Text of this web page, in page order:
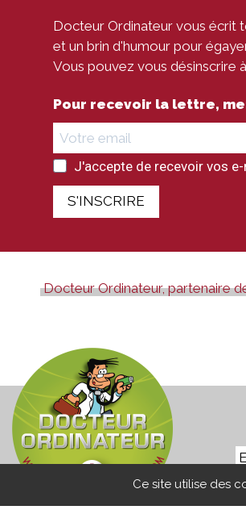
Docteur Ordinateur vous écrit
et un brin d'humour pour
Vous pouvez vous désinscrire
Pour recevoir la lettre,
J'accepte de recevoir vos
S'INSCRIRE
Docteur Ordinateur, partenaire
Ce site utilise des